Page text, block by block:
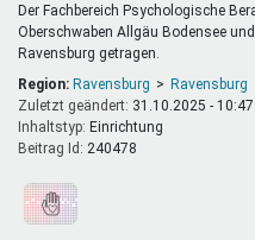
Der Fachbereich Psychologische
Oberschwaben Allgäu Bodensee
Ravensburg getragen.
Region: Ravensburg
Ravensburg
Zuletzt geändert: 31.10.2025 - 10:47
Inhaltstyp:
einrichtung
Beitrag Id: 240478